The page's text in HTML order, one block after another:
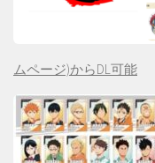
ムページ)からDL可能